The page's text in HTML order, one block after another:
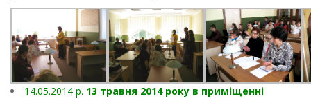
14.05.2014 р. 13 травня 2014 року в приміщенні